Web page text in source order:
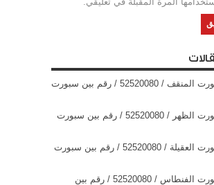
بي ان سبورت المنقف / 52520080 / رقم بين سبورت
بي ان سبورت الظهر / 52520080 / رقم بين سبورت
بي ان سبورت العقيلة / 52520080 / رقم بين سبورت
بي ان سبورت الفنطاس / 52520080 / رقم بين